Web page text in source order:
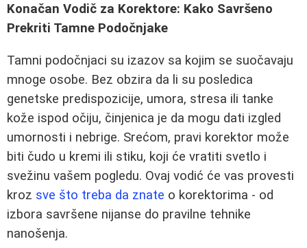
Konačan Vodič za Korektore: Kako Savršeno
Prekriti Tamne Podočnjake
Tamni podočnjaci su izazov sa kojim se suočavaju
mnoge osobe. Bez obzira da li su posledica
genetske predispozicije, umora, stresa ili tanke
kože ispod očiju, činjenica je da mogu dati izgled
umornosti i nebrige. Srećom, pravi korektor može
biti čudo u kremi ili stiku, koji će vratiti svetlo i
svežinu vašem pogledu. Ovaj vodić će vas provesti
kroz sve što treba da znate o korektorima - od
izbora savršene nijanse do pravilne tehnike
nanošenja.